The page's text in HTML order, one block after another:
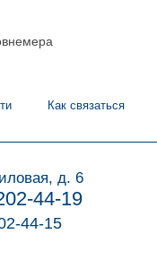
Как связаться
д. 6
44-19
44-15